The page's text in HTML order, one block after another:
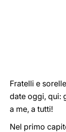
Fratelli e
date oggi, qui:
a me, a tutti!
Nel primo